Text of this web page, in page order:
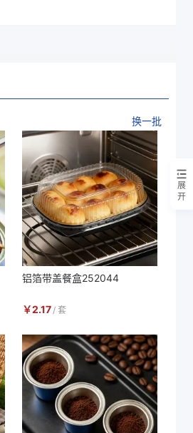
换一批
铝箔带盖餐盒252044
￥2.17 / 套
展
开